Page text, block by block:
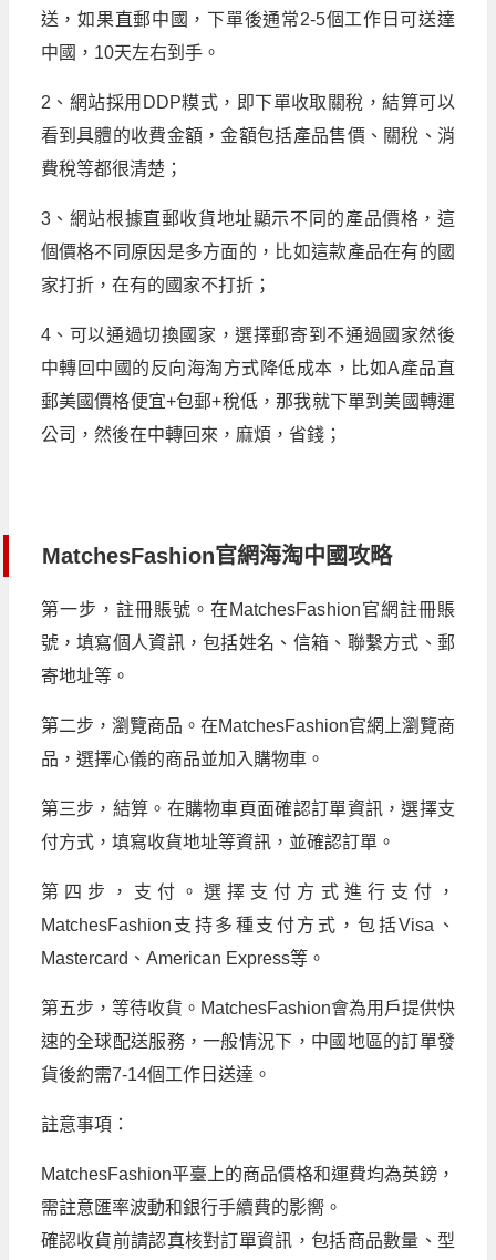
送，如果直郵中國，下單後通常2-5個工作日可送達
中國，10天左右到手。
2、網站採用DDP糢式，即下單收取關稅，結算可以
看到具體的收費金額，金額包括產品售價、關稅、消
費稅等都很清楚；
3、網站根據直郵收貨地址顯示不同的產品價格，這
個價格不同原因是多方面的，比如這款產品在有的國
家打折，在有的國家不打折；
4、可以通過切換國家，選擇郵寄到不通過國家然後
中轉回中國的反向海淘方式降低成本，比如A產品直
郵美國價格便宜+包郵+稅低，那我就下單到美國轉運
公司，然後在中轉回來，麻煩，省錢；
MatchesFashion官網海淘中國攻略
第一步，註冊賬號。在MatchesFashion官網註冊賬
號，填寫個人資訊，包括姓名、信箱、聯繫方式、郵
寄地址等。
第二步，瀏覽商品。在MatchesFashion官網上瀏覽商
品，選擇心儀的商品並加入購物車。
第三步，結算。在購物車頁面確認訂單資訊，選擇支
付方式，填寫收貨地址等資訊，並確認訂單。
第四步，支付。選擇支付方式進行支付，
MatchesFashion支持多種支付方式，包括Visa、
Mastercard、American Express等。
第五步，等待收貨。MatchesFashion會為用戶提供快
速的全球配送服務，一般情況下，中國地區的訂單發
貨後約需7-14個工作日送達。
註意事項：
MatchesFashion平臺上的商品價格和運費均為英鎊，
需註意匯率波動和銀行手續費的影嚮。
確認收貨前請認真核對訂單資訊，包括商品數量、型